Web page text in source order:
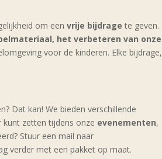
om een vrije bijdrage te geven.
het verbeteren van onze
voor de kinderen. Elke bijdrage,
Dat kan! We bieden verschillende
zetten tijdens onze evenementen,
Stuur een mail naar
verder met een pakket op maat.